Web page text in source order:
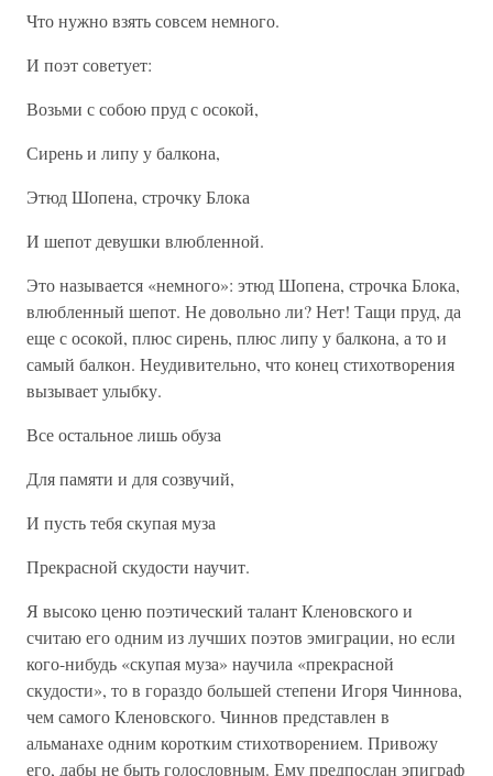
Что нужно взять совсем немного.
И поэт советует:
Возьми с собою пруд с осокой,
Сирень и липу у балкона,
Этюд Шопена, строчку Блока
И шепот девушки влюбленной.
Это называется «немного»: этюд Шопена, строчка Блока,
влюбленный шепот. Не довольно ли? Нет! Тащи пруд, да
еще с осокой, плюс сирень, плюс липу у балкона, а то и
самый балкон. Неудивительно, что конец стихотворения
вызывает улыбку.
Все остальное лишь обуза
Для памяти и для созвучий,
И пусть тебя скупая муза
Прекрасной скудости научит.
Я высоко ценю поэтический талант Кленовского и
считаю его одним из лучших поэтов эмиграции, но если
кого-нибудь «скупая муза» научила «прекрасной
скудости», то в гораздо большей степени Игоря Чиннова,
чем самого Кленовского. Чиннов представлен в
альманахе одним коротким стихотворением. Привожу
его, дабы не быть голословным. Ему предпослан эпиграф